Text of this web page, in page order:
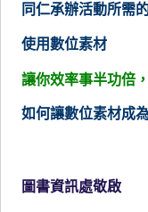
同仁承辦活動所需
使用數位素材
讓你效率事半功倍
如何讓數位素材成
圖書資訊處敬啟